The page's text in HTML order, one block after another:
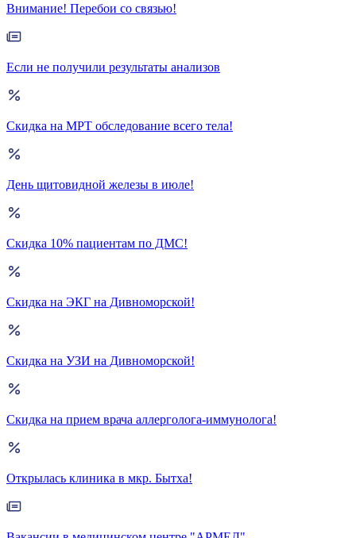
Внимание! Перебои со связью!
Если не получили результаты анализов
Скидка на МРТ обследование всего тела!
День щитовидной железы в июле!
Скидка 10% пациентам по ДМС!
Скидка на ЭКГ на Дивноморской!
Скидка на УЗИ на Дивноморской!
Скидка на прием врача аллерголога-иммунолога!
Открылась клиника в мкр. Бытха!